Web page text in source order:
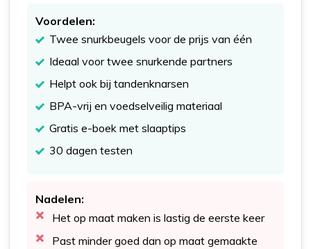
Voordelen:
Twee snurkbeugels voor de prijs van één
Ideaal voor twee snurkende partners
Helpt ook bij tandenknarsen
BPA-vrij en voedselveilig materiaal
Gratis e-boek met slaaptips
30 dagen testen
Nadelen:
Het op maat maken is lastig de eerste keer
Past minder goed dan op maat gemaakte